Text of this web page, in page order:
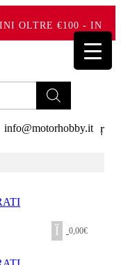
OLTRE €100 - IN
info@motorhobby.it
0,00€